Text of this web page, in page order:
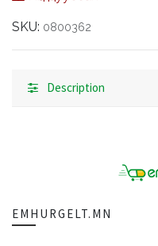
SKU: 0800362
Description
EMHURGELT.MN